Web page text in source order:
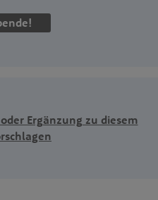
Ergänzung zu diesem